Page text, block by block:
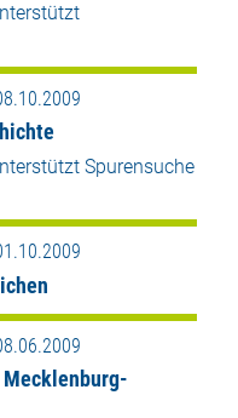
Spurensuche